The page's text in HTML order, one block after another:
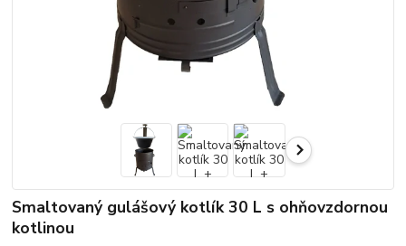
Smaltovaný gulášový kotlík 30 L s ohňovzdornou
kotlinou